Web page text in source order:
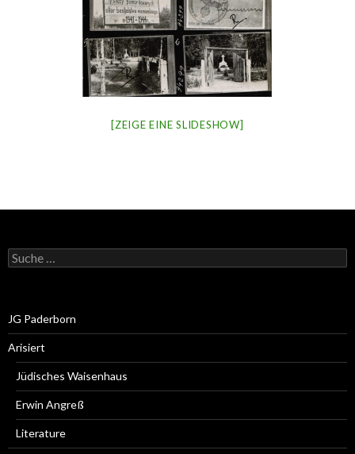
[ZEIGE EINE SLIDESHOW]
Suche
nach:
JG Paderborn
Arisiert
Jüdisches Waisenhaus
Erwin Angreß
Literature